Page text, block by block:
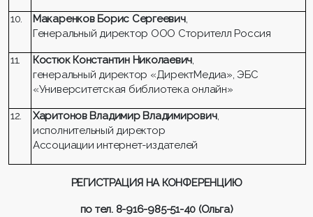
10. Макаренков Борис Сергеевич,
Генеральный директор ООО Сторителл Россия
11. Костюк Константин Николаевич,
генеральный директор «ДиректМедиа», ЭБС
«Университетская библиотека онлайн»
12. Харитонов Владимир Владимирович,
исполнительный директор
Ассоциации интернет-издателей
РЕГИСТРАЦИЯ НА КОНФЕРЕНЦИЮ
по тел. 8-916-985-51-40 (Ольга)